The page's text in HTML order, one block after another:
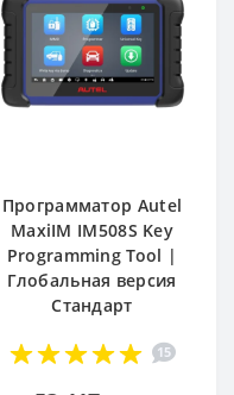
Программатор Autel
MaxiIM IM508S Key
Programming Tool |
Глобальная версия
Стандарт
15